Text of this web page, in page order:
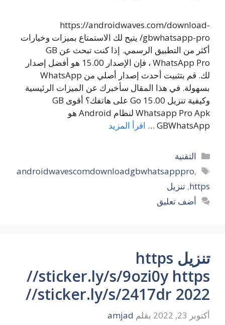
https://androidwaves.com/download-
gbwhatsapp-pro/ يتيح لك الاستمتاع بميزات وخيارات
أكثر من التطبيق الرسمي. إذا كنت تبحث عن GB
WhatsApp Pro ، فإن الإصدار 15.00 هو أفضل إصدار
لك. قم بتثبيت أحدث إصدار أصلي من WhatsApp
بسهولة. في هذا المقال سأخبرك عن الميزات الرئيسية
وكيفية تنزيل Go 15.00 على هاتفك؟ أقوى GB
Whatsapp Pro Apk لنظام Android هو
GBWhatsApp …
اقرأ المزيد
التصنيفات
التقنية
الوسوم
androidwavescomdownloadgbwhatsapppro,
https
, تنزيل
أضف تعليق
تنزيل https
//sticker.ly/s/9ozi0y https
//sticker.ly/s/2417dr 2022
أكتوبر 23, 2022 بقلم amjad